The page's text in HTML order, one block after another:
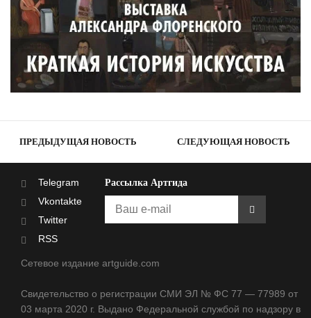
ПРЕДЫДУЩАЯ НОВОСТЬ СЛЕДУЮЩАЯ НОВОСТЬ
Telegram
Vkontakte
Twitter
RSS
Рассылка Артгида
Сетевое издание artguide.com
Свидетельство о регистрации СМИ ЭЛ № ФС 77 — 77989 от
03 марта 2020 г. Выдано Федеральной службой по надзору в